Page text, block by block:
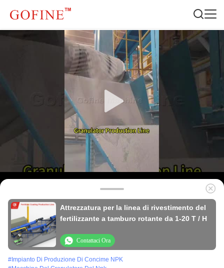
Attrezzatura per la linea di rivestimento del
fertilizzante a tamburo rotante da 1-20 T / H
Contattaci Ora
# Impianto Di Produzione Di Concime NPK